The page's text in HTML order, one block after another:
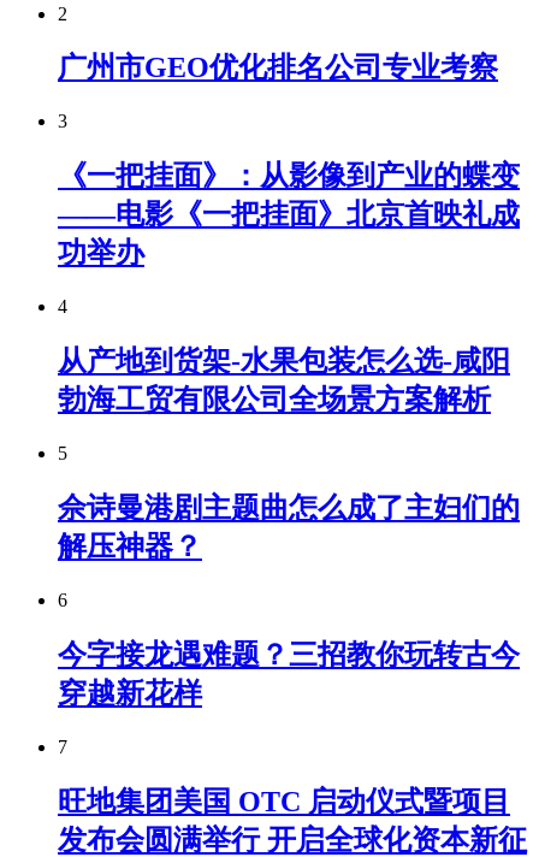
2
广州市GEO优化排名公司专业考察
3
《一把挂面》：从影像到产业的蝶变
——电影《一把挂面》北京首映礼成
功举办
4
从产地到货架-水果包装怎么选-咸阳
勃海工贸有限公司全场景方案解析
5
佘诗曼港剧主题曲怎么成了主妇们的
解压神器？
6
今字接龙遇难题？三招教你玩转古今
穿越新花样
7
旺地集团美国 OTC 启动仪式暨项目
发布会圆满举行 开启全球化资本新征